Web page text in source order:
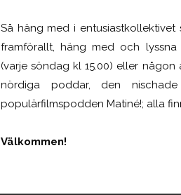
Så häng med i entusiastkollektivet
framförallt, häng med och
(varje söndag kl 15.00) eller
nördiga poddar, den
populärfilmspodden Matiné!; alla
Välkommen!